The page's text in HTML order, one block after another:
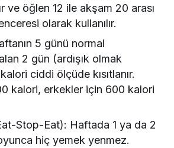
ve öğlen 12 ile akşam 20 arası
olarak kullanılır.
5 günü normal
2 gün (ardışık olmak
ciddi ölçüde kısıtlanır.
kalori, erkekler için 600 kalori
Stop-Eat): Haftada 1 ya da 2
hiç yemek yenmez.